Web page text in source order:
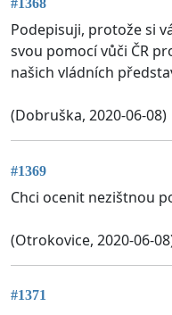
#1368
Podepisuji, protože si
svou pomocí vůči ČR
našich vládních
(Dobruška, 2020-06-08)
#1369
Chci ocenit nezištnou
(Otrokovice, 2020-06-
#1371